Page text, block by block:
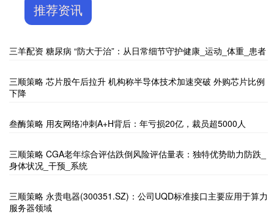
推荐资讯
三羊配资 糖尿病 “防大于治”：从日常细节守护健康_运动_体重_患者
三顺策略 芯片股午后拉升 机构称半导体技术加速突破 外购芯片比例
下降
叁酶策略 用友网络冲刺A+H背后：年亏损20亿，裁员超5000人
三顺策略 CGA老年综合评估跌倒风险评估量表：独特优势助力防跌_
身体状况_干预_系统
三顺策略 永贵电器(300351.SZ)：公司UQD标准接口主要应用于算力
服务器领域